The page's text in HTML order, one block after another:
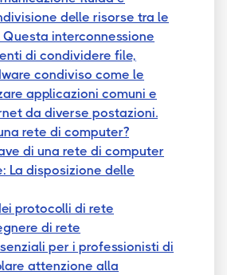
delle risorse tra le
interconnessione
di condividere file,
condiviso come le
applicazioni comuni e
da diverse postazioni.
rete di computer?
di una rete di computer
La disposizione delle
protocolli di rete
di rete
per i professionisti di
attenzione alla